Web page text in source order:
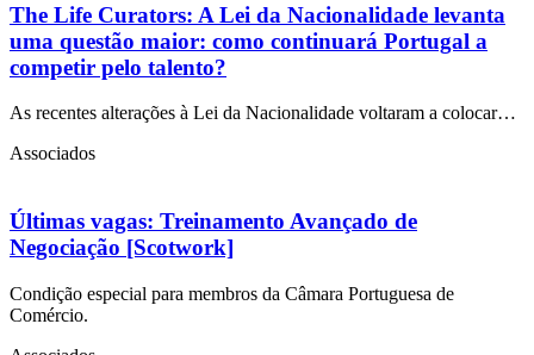
The Life Curators: A Lei da Nacionalidade levanta
uma questão maior: como continuará Portugal a
competir pelo talento?
As recentes alterações à Lei da Nacionalidade voltaram a colocar…
Associados
Últimas vagas: Treinamento Avançado de
Negociação [Scotwork]
Condição especial para membros da Câmara Portuguesa de
Comércio.